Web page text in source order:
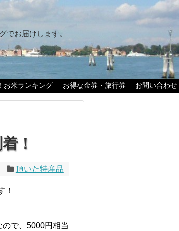
でお届けします。
お米ランキング お得な金券・旅行券 お問い合わせ
！
頂いた特産品
！
で、5000円相当